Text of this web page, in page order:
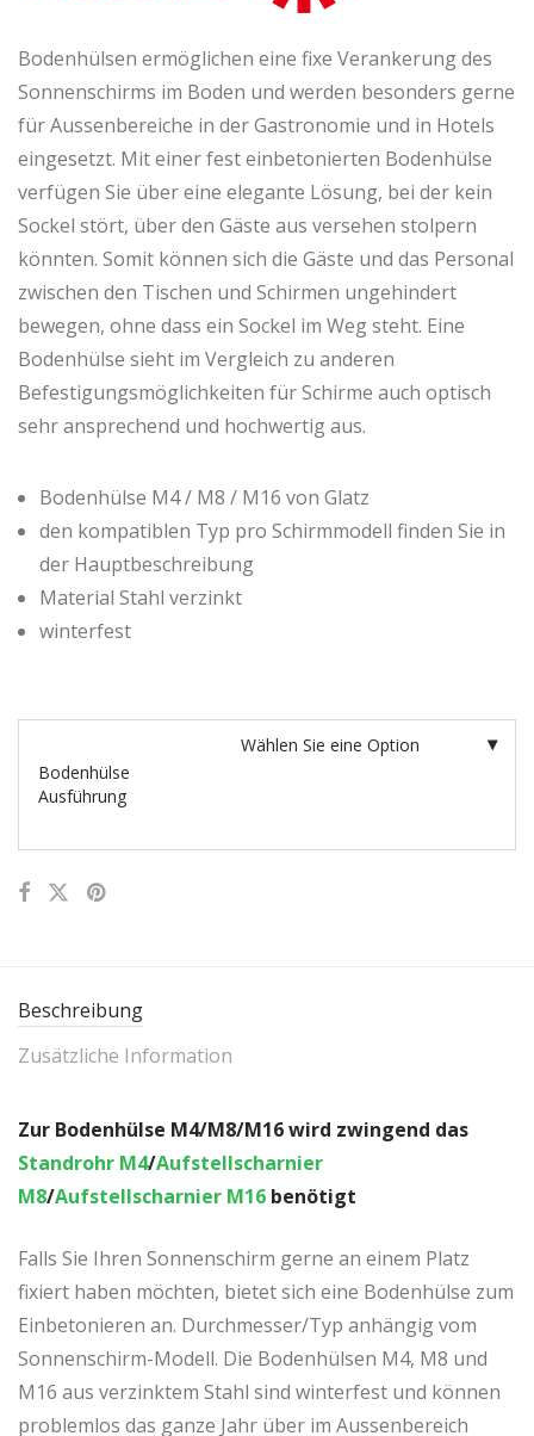
Bodenhülsen ermöglichen eine fixe Verankerung des
Sonnenschirms im Boden und werden besonders gerne
für Aussenbereiche in der Gastronomie und in Hotels
eingesetzt. Mit einer fest einbetonierten Bodenhülse
verfügen Sie über eine elegante Lösung, bei der kein
Sockel stört, über den Gäste aus versehen stolpern
könnten. Somit können sich die Gäste und das Personal
zwischen den Tischen und Schirmen ungehindert
bewegen, ohne dass ein Sockel im Weg steht. Eine
Bodenhülse sieht im Vergleich zu anderen
Befestigungsmöglichkeiten für Schirme auch optisch
sehr ansprechend und hochwertig aus.
Bodenhülse M4 / M8 / M16 von Glatz
den kompatiblen Typ pro Schirmmodell finden Sie in
der Hauptbeschreibung
Material Stahl verzinkt
winterfest
Bodenhülse
Ausführung
Beschreibung
Zusätzliche Information
Zur Bodenhülse M4/M8/M16 wird zwingend das
Standrohr M4/Aufstellscharnier
M8/Aufstellscharnier M16 benötigt
Falls Sie Ihren Sonnenschirm gerne an einem Platz
fixiert haben möchten, bietet sich eine Bodenhülse zum
Einbetonieren an. Durchmesser/Typ anhängig vom
Sonnenschirm-Modell. Die Bodenhülsen M4, M8 und
M16 aus verzinktem Stahl sind winterfest und können
problemlos das ganze Jahr über im Aussenbereich